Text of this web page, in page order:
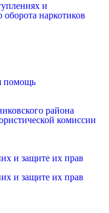
и
наркотиков
помощь
района
комиссии
и защите их прав
и защите их прав